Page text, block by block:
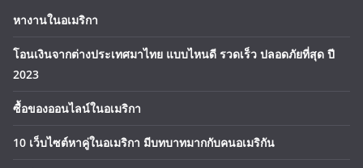
หางานในอเมริกา
โอนเงินจากต่างประเทศมาไทย แบบไหนดี รวดเร็ว ปลอดภัยที่สุด ปี
2023
ซื้อของออนไลน์ในอเมริกา
10 เว็บไซต์หาคู่ในอเมริกา มีบทบาทมากกับคนอเมริกัน